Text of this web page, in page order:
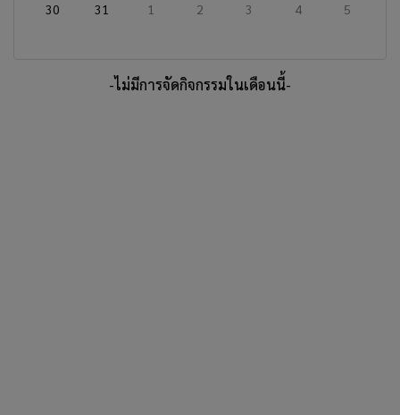
30 31 1 2 3 4 5
-ไม่มีการจัดกิจกรรมในเดือนนี้-